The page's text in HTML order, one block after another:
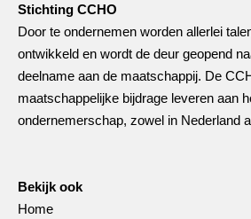
Stichting CCHO
Door te ondernemen worden allerlei
ontwikkeld en wordt de deur geopend
deelname aan de maatschappij. De
maatschappelijke bijdrage leveren aan
ondernemerschap, zowel in Nederland
Bekijk ook
Home